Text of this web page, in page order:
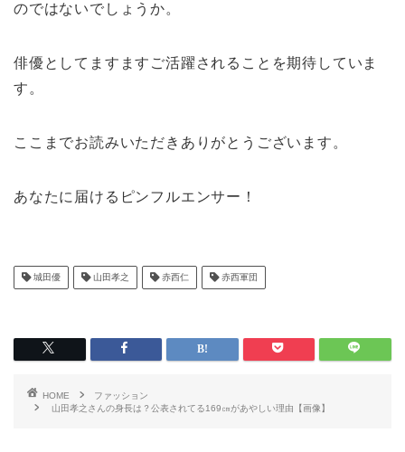
のではないでしょうか。
俳優としてますますご活躍されることを期待していま
す。
ここまでお読みいただきありがとうございます。
あなたに届けるピンフルエンサー！
城田優 山田孝之 赤西仁 赤西軍団
HOME
ファッション
山田孝之さんの身長は？公表されてる169㎝があやしい理由【画像】